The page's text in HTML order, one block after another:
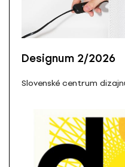
Designum 2/2026
Slovenské centrum